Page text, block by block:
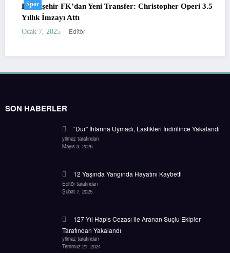
Spor
Başakşehir FK’dan Yeni Transfer: Christopher Operi 3.5
Yıllık İmzayı Attı
Ocak 7, 2025 Editör
SON HABERLER
“Dur” İhtarına Uymadı, Lastikleri İndirilince Yakalandı
yilmaz tarafından
Mayıs 3, 2026
12 Yaşında Yangında Hayatını Kaybetti
Editör tarafından
Şubat 7, 2025
127 Yıl Hapis Cezası ile Aranan Suçlu Ekipler
Tarafından Yakalandı
yilmaz tarafından
Temmuz 21, 2024